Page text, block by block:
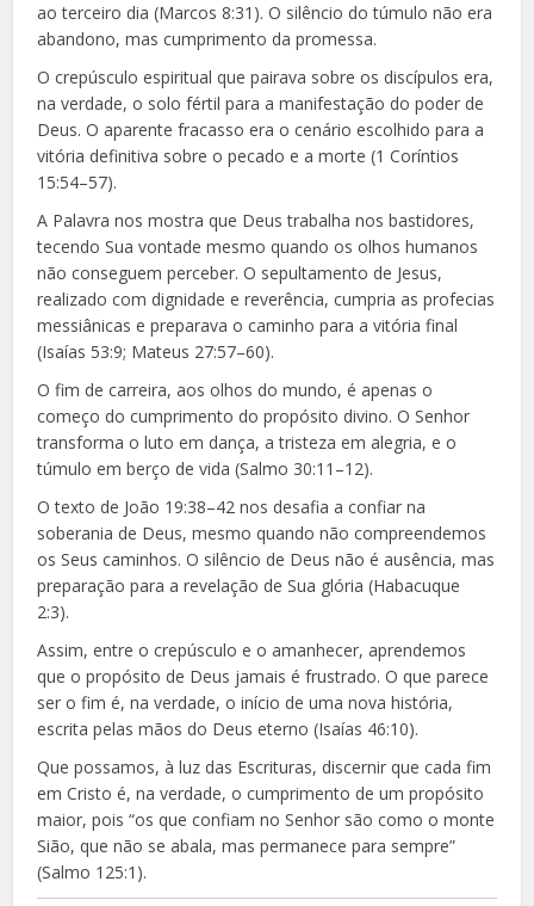
ao terceiro dia (Marcos 8:31). O silêncio do túmulo não era
abandono, mas cumprimento da promessa.
O crepúsculo espiritual que pairava sobre os discípulos era,
na verdade, o solo fértil para a manifestação do poder de
Deus. O aparente fracasso era o cenário escolhido para a
vitória definitiva sobre o pecado e a morte (1 Coríntios
15:54–57).
A Palavra nos mostra que Deus trabalha nos bastidores,
tecendo Sua vontade mesmo quando os olhos humanos
não conseguem perceber. O sepultamento de Jesus,
realizado com dignidade e reverência, cumpria as profecias
messiânicas e preparava o caminho para a vitória final
(Isaías 53:9; Mateus 27:57–60).
O fim de carreira, aos olhos do mundo, é apenas o
começo do cumprimento do propósito divino. O Senhor
transforma o luto em dança, a tristeza em alegria, e o
túmulo em berço de vida (Salmo 30:11–12).
O texto de João 19:38–42 nos desafia a confiar na
soberania de Deus, mesmo quando não compreendemos
os Seus caminhos. O silêncio de Deus não é ausência, mas
preparação para a revelação de Sua glória (Habacuque
2:3).
Assim, entre o crepúsculo e o amanhecer, aprendemos
que o propósito de Deus jamais é frustrado. O que parece
ser o fim é, na verdade, o início de uma nova história,
escrita pelas mãos do Deus eterno (Isaías 46:10).
Que possamos, à luz das Escrituras, discernir que cada fim
em Cristo é, na verdade, o cumprimento de um propósito
maior, pois “os que confiam no Senhor são como o monte
Sião, que não se abala, mas permanece para sempre”
(Salmo 125:1).